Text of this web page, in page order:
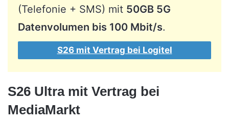
(Telefonie + SMS) mit 50GB 5G
Datenvolumen bis 100 Mbit/s.
S26 mit Vertrag bei Logitel
S26 Ultra mit Vertrag bei
MediaMarkt